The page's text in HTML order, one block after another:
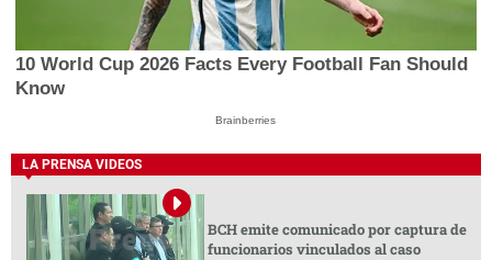
10 World Cup 2026 Facts Every Football Fan Should
Know
Brainberries
LA PRENSA VIDEOS
BCH emite comunicado por captura de
funcionarios vinculados al caso